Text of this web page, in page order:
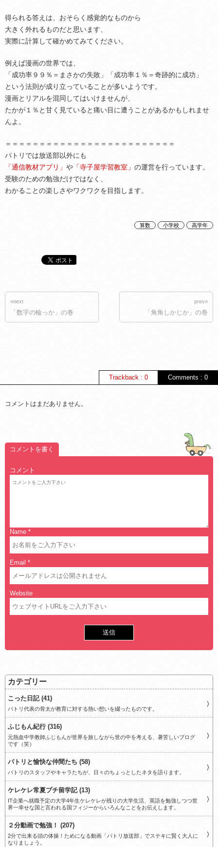
得られる答えは、おそらく感覚的なものから
大きく外れるものだと思います、
実際に計算して確かめてみてください。
例えば漫画の世界では、
「成功率９９％＝まさかの失敗」「成功率１％＝奇跡的に成功」
という法則が成り立っていることが多いようです。
漫画とリアルを混同してはいけませんが、
たかが１％と甘く見ていると痛い目に遭うことがあるかもしれませ
んよ。
＝＝＝＝＝＝＝＝＝＝＝＝＝＝＝＝＝＝＝＝＝＝＝＝＝
パトリでは放送部以外にも
「通信教材アプリ」 や 「寺子屋学習教室」 の運営を行っています。
受験のための勉強だけではなく、
わかることの楽しさやワクワクを目指します。
算数 小学校 高学年
«next
「数字の輪っか」の巻
prev»
「角角しかじか」の巻
Comments : 0
Trackback : 0
コメントはまだありません。
コメントを書く
コメント
Name *
Email *
Website
カテゴリー
こった日記 (41)
パトリ代表の骨太が教育に対する熱い想いを綴ったものです。
ふじもん紀行 (316)
元熱血中学教師ふじもんが世界を旅しながら世の中を考える、暑苦しいブログ
です（笑）
パトリと愉快な仲間たち (58)
パトリのスタッフやキャラたちが、日々のちょっとしたネタを語ります。
ケレケレ常夏プチ留学記 (13)
IT企業へ就職予定の大学4年生ケレケレが残りの大学生活、英語を勉強しつつ世
界一幸せな国と言われる国フィジーからいろんなことをお伝えします。
２分動画で勉強！ (207)
2分で出来る頭の体操！ためになる動画「パトリ放送部」でステキに賢く大人に
なりましょう。